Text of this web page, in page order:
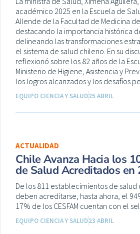
académico 2025 en la Escuela de
Allende de la Facultad de Medicina
destacando la importancia histórica
delineando las transformaciones
el sistema de salud chileno. En su
reflexionó sobre los 82 años de la
Ministerio de Higiene, Asistencia y
los logros alcanzados y los desafíos
EQUIPO CIENCIA Y SALUD25 ABRIL
ACTUALIDAD
Chile Avanza Hacia los
de Salud Acreditados en
De los 811 establecimientos de
deben acreditarse, hasta ahora, el
17% de los CESFAM cuentan con el
EQUIPO CIENCIA Y SALUD23 ABRIL